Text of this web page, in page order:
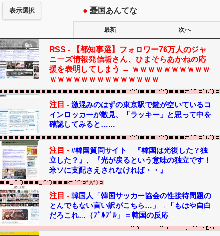
表示選択 ● 憂国あんてな
最新 次へ
RSS -
【都知事選】フォロワー76万人のジャ
ニーズ情報発信垢さん、ひまそらあかねの応
援を表明してしまう → ｗｗｗｗｗｗｗｗｗｗ
ｗｗｗｗｗｗｗｗｗｗｗｗｗｗ
注目 - 激混みのはずの東京駅で鍵が空いているコ
インロッカーが散見、「ラッキー」と思って中を
確認してみると……
注目 - #韓国質問サイト 『韓国は光復した？独
立した？』、『光が戻るという意味の独立です！
米ソに支配さえされなければ・・』
注目 - 韓国人「韓国サッカー協会の性接待問題の
とんでもない言い訳がこちら…」→「もはや自白
だろこれ…（ﾌﾞﾙﾌﾞﾙ」＝韓国の反応